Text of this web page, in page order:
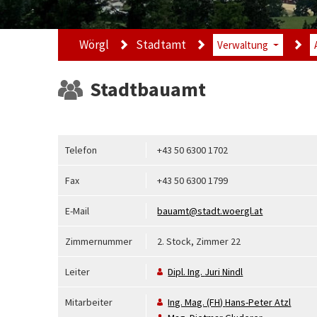
Wörgl Stadtamt Verwaltung
Stadtbauamt
Telefon +43 50 6300 1702
Fax +43 50 6300 1799
E-Mail bauamt@stadt.woergl.at
Zimmernummer 2. Stock, Zimmer 22
Leiter Dipl. Ing. Juri Nindl
Mitarbeiter Ing. Mag. (FH)Hans-PeterAtzl